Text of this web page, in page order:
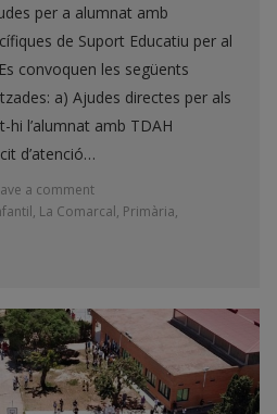
per a alumnat amb
de Suport Educatiu per al
convoquen les següents
a) Ajudes directes per als
hi l’alumnat amb TDAH
d’atenció…
a comment
, La Comarcal, Primària,